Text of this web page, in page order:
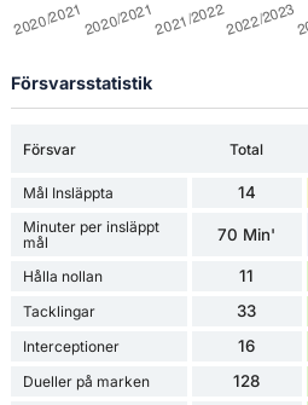
Försvarsstatistik
Försvar Total
Mål Insläppta 14
Minuter per insläppt
mål
70 Min'
Hålla nollan 11
Tacklingar 33
Interceptioner 16
Dueller på marken 128